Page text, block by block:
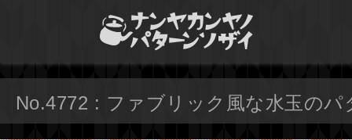
No.4772 : ファブリック風な水玉のパ